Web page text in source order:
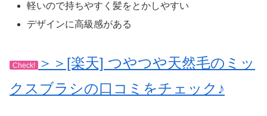
軽いので持ちやすく髪をとかしやすい
デザインに高級感がある
Check!
＞＞[楽天] つやつや天然毛のミッ
クスブラシの口コミをチェック♪